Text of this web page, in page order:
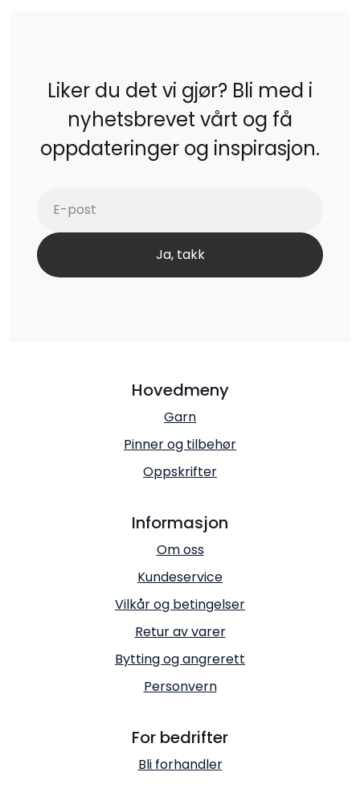
Liker du det vi gjør? Bli med i
nyhetsbrevet vårt og få
oppdateringer og inspirasjon.
Hovedmeny
Garn
Pinner og tilbehør
Oppskrifter
Informasjon
Om oss
Kundeservice
Vilkår og betingelser
Retur av varer
Bytting og angrerett
Personvern
For bedrifter
Bli forhandler